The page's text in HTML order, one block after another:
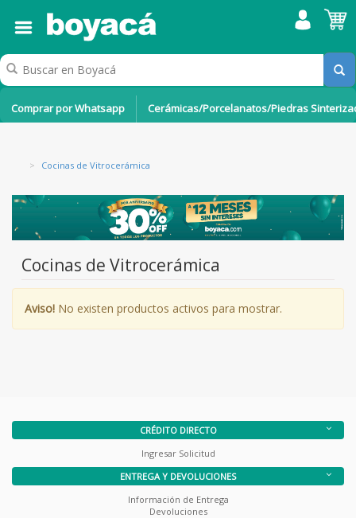
Comprar por Whatsapp Cerámicas/Porcelanatos/Piedras
> Cocinas de Vitrocerámica
Cocinas de Vitrocerámica
Aviso! No existen productos activos para mostrar.
CRÉDITO DIRECTO
Ingresar Solicitud
ENTREGA Y DEVOLUCIONES
Información de Entrega
Devoluciones